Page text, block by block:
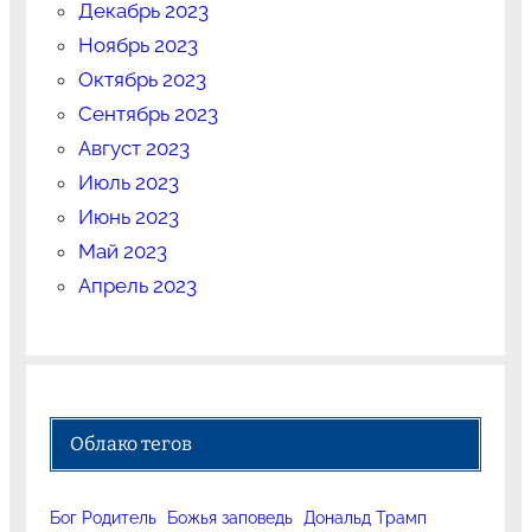
Декабрь 2023
Ноябрь 2023
Октябрь 2023
Сентябрь 2023
Август 2023
Июль 2023
Июнь 2023
Май 2023
Апрель 2023
Облако тегов
Бог Родитель Божья заповедь Дональд Трамп